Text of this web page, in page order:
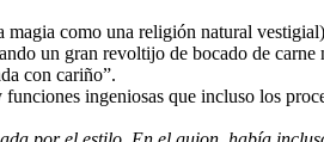
como una religión natural
un gran revoltijo de bocado de
con cariño”.
ingeniosas que incluso los